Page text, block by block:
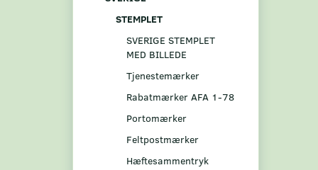
STEMPLET
SVERIGE STEMPLET
MED BILLEDE
Tjenestemærker
Rabatmærker AFA 1-78
Portomærker
Feltpostmærker
Hæftesammentryk